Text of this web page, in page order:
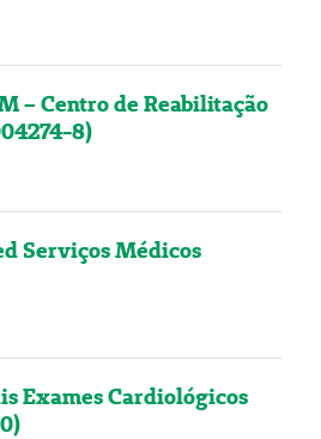
– Centro de Reabilitação
8)
Serviços Médicos
Exames Cardiológicos